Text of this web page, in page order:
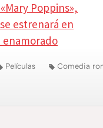
Poppins»,
estrenará en
enamorado
Películas Comedia